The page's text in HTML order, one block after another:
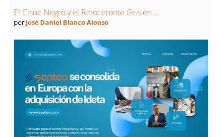
El Cisne Negro y el Rinoceronte Gris en ...
por José Daniel Blanco Alonso